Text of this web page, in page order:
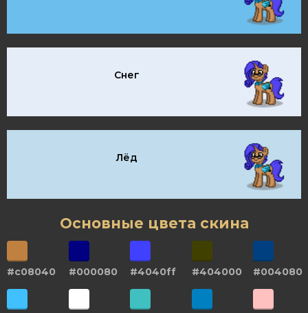
Снег
Лёд
Основные цвета скина
#c08040 #000080 #4040ff #404000 #004080